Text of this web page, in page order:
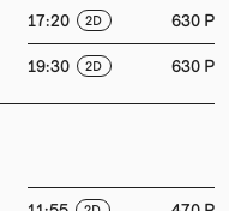
17:20 2D 630 P
19:30 2D 630 P